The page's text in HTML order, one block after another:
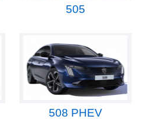
505
508 PHEV